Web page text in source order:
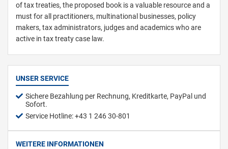
of tax treaties, the proposed book is a valuable resource and a
must for all practitioners, multinational businesses, policy
makers, tax administrators, judges and academics who are
active in tax treaty case law.
UNSER SERVICE
Sichere Bezahlung per Rechnung, Kreditkarte, PayPal und
Sofort.
Service Hotline: +43 1 246 30-801
WEITERE INFORMATIONEN